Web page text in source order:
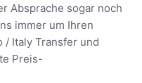
Absprache sogar noch
immer um Ihren
/ Italy Transfer und
Preis-